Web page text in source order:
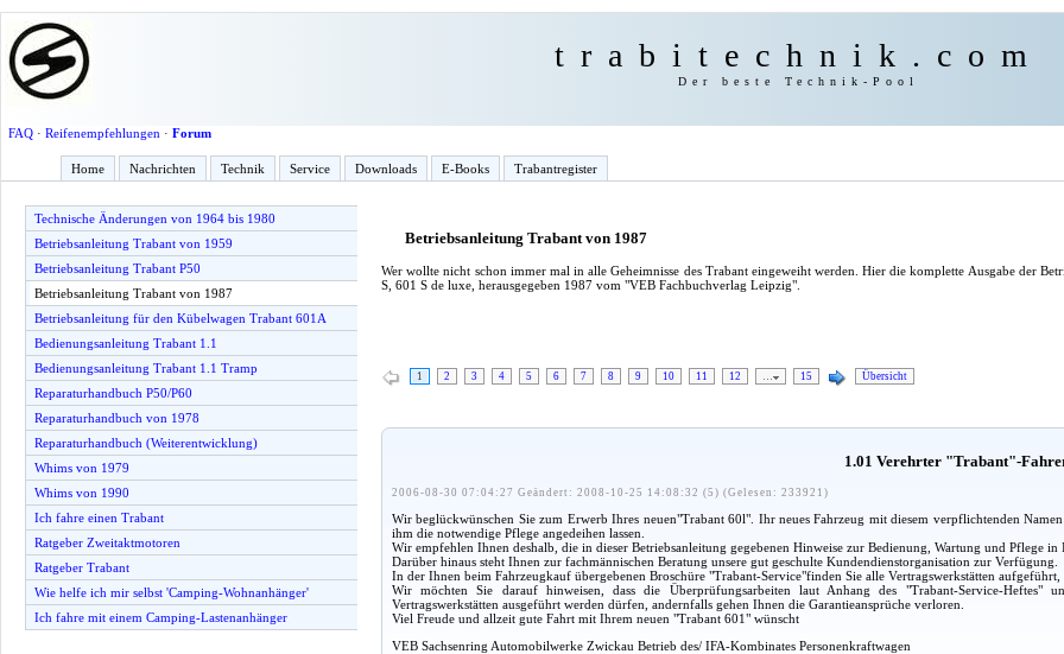
trabitechnik.com
Der beste Technik-Pool
FAQ· Reifenempfehlungen · Forum
Home Nachrichten Technik Service Downloads E-Books Trabantregister
Technische Änderungen von 1964 bis 1980
Betriebsanleitung Trabant von 1959
Betriebsanleitung Trabant P50
Betriebsanleitung Trabant von 1987
Betriebsanleitung für den Kübelwagen Trabant 601A
Bedienungsanleitung Trabant 1.1
Bedienungsanleitung Trabant 1.1 Tramp
Reparaturhandbuch P50/P60
Reparaturhandbuch von 1978
Reparaturhandbuch (Weiterentwicklung)
Whims von 1979
Whims von 1990
Ich fahre einen Trabant
Ratgeber Zweitaktmotoren
Ratgeber Trabant
Wie helfe ich mir selbst 'Camping-Wohnanhänger'
Ich fahre mit einem Camping-Lastenanhänger
Betriebsanleitung Trabant von 1987
Wer wollte nicht schon immer mal in alle Geheimnisse des Trabant eingeweiht werden. Hier die komplette Ausgabe der
S, 601 S de luxe, herausgegeben 1987 vom "VEB Fachbuchverlag Leipzig".
1 2 3 4 5 6 7 8 9 10 11 12 … 15 Übersicht
1.01 Verehrter "Trabant"-
2006-08-30 07:04:27 Geändert: 2008-10-25 14:08:32 (5) (Gelesen: 233921)
Wir beglückwünschen Sie zum Erwerb Ihres neuen"Trabant 60l". Ihr neues Fahrzeug mit diesem verpflichtenden
ihm die notwendige Pflege angedeihen lassen.
Wir empfehlen Ihnen deshalb, die in dieser Betriebsanleitung gegebenen Hinweise zur Bedienung, Wartung und Pflege in
Darüber hinaus steht Ihnen zur fachmännischen Beratung unsere gut geschulte Kundendienstorganisation zur Verfügung.
In der Ihnen beim Fahrzeugkauf übergebenen Broschüre "Trabant-Service"finden Sie alle Vertragswerkstätten
Wir möchten Sie darauf hinweisen, dass die Überprüfungsarbeiten laut Anhang des "Trabant-Service-Heftes"
Vertragswerkstätten ausgeführt werden dürfen, andernfalls gehen Ihnen die Garantieansprüche verloren.
Viel Freude und allzeit gute Fahrt mit Ihrem neuen "Trabant 601" wünscht
VEB Sachsenring Automobilwerke Zwickau Betrieb des/ IFA-Kombinates Personenkraftwagen